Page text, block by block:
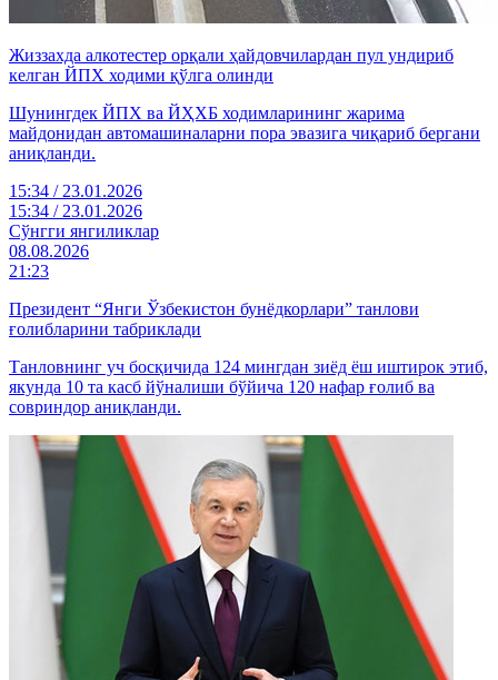
Жиззахда алкотестер орқали ҳайдовчилардан пул ундириб
келган ЙПХ ходими қўлга олинди
Шунингдек ЙПХ ва ЙҲХБ ходимларининг жарима
майдонидан автомашиналарни пора эвазига чиқариб бергани
аниқланди.
15:34 / 23.01.2026
15:34 / 23.01.2026
Cўнгги янгиликлар
08.08.2026
21:23
Президент “Янги Ўзбекистон бунёдкорлари” танлови
ғолибларини табриклади
Танловнинг уч босқичида 124 мингдан зиёд ёш иштирок этиб,
якунда 10 та касб йўналиши бўйича 120 нафар ғолиб ва
совриндор аниқланди.